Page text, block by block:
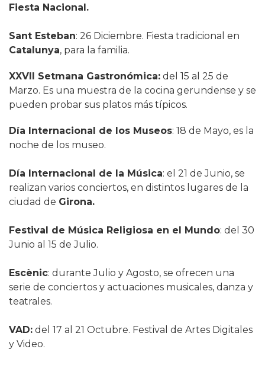
Fiesta Nacional.
Sant Esteban: 26 Diciembre. Fiesta tradicional en
Catalunya, para la familia.
XXVII Setmana Gastronómica: del 15 al 25 de
Marzo. Es una muestra de la cocina gerundense y se
pueden probar sus platos más típicos.
Día Internacional de los Museos: 18 de Mayo, es la
noche de los museo.
Día Internacional de la Música: el 21 de Junio, se
realizan varios conciertos, en distintos lugares de la
ciudad de Girona.
Festival de Música Religiosa en el Mundo: del 30
Junio al 15 de Julio.
Escènic: durante Julio y Agosto, se ofrecen una
serie de conciertos y actuaciones musicales, danza y
teatrales.
VAD: del 17 al 21 Octubre. Festival de Artes Digitales
y Video.